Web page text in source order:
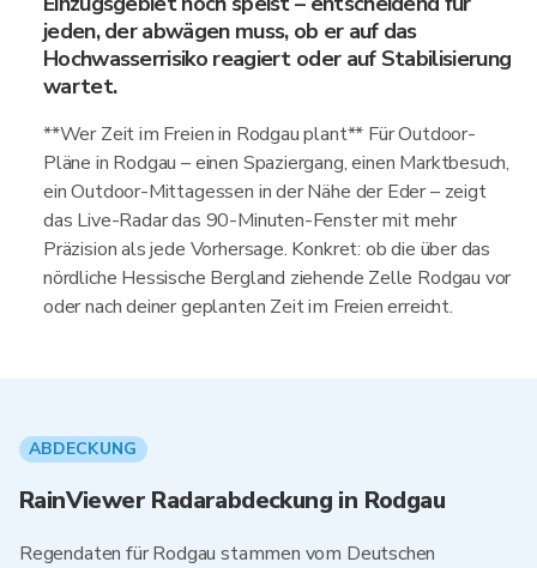
jeden, der abwägen muss, ob er auf das
Hochwasserrisiko reagiert oder auf Stabilisierung
wartet.
**Wer Zeit im Freien in Rodgau plant** Für Outdoor-
Pläne in Rodgau – einen Spaziergang, einen Marktbesuch,
ein Outdoor-Mittagessen in der Nähe der Eder – zeigt
das Live-Radar das 90-Minuten-Fenster mit mehr
Präzision als jede Vorhersage. Konkret: ob die über das
nördliche Hessische Bergland ziehende Zelle Rodgau vor
oder nach deiner geplanten Zeit im Freien erreicht.
ABDECKUNG
RainViewer Radarabdeckung in Rodgau
Regendaten für Rodgau stammen vom Deutschen